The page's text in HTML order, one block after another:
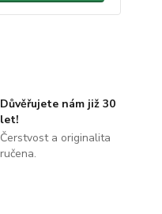
Důvěřujete nám již 30
let!
Čerstvost a originalita
ručena.